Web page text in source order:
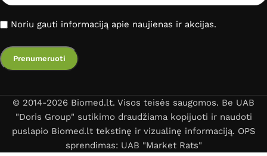
Noriu gauti informaciją apie naujienas ir akcijas.
© 2014-2026 Biomed.lt. Visos teisės saugomos. Be UAB
"Doris Group" sutikimo draudžiama kopijuoti ir naudoti
puslapio Biomed.lt tekstinę ir vizualinę informaciją. OPS
sprendimas: UAB "Market Rats"